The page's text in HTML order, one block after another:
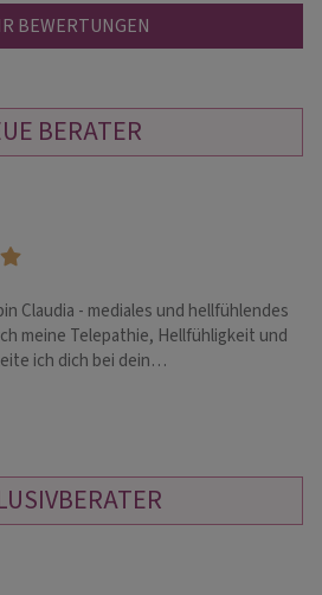
BEWERTUNGEN
BERATER
Claudia - mediales und hellfühlendes
meine Telepathie, Hellfühligkeit und
ich dich bei dein…